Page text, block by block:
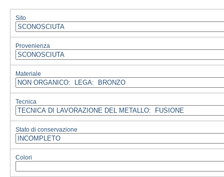
Sito
Provenienza
Materiale
Tecnica
Stato di conservazione
Colori